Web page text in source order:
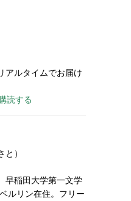
アルタイムでお届け
読する
）
早稲田大学第一文学
ルリン在住。フリー